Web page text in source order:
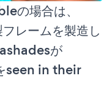
の場合は、
レームを製造し
が
seen in their